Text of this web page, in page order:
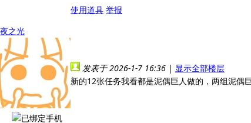
使用道具 举报
夜之光
发表于 2026-1-7 16:36 | 显示全部楼层
新的12张任务我看都是泥偶巨人做的，两组泥偶